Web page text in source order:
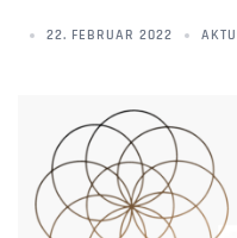
22. FEBRUAR 2022